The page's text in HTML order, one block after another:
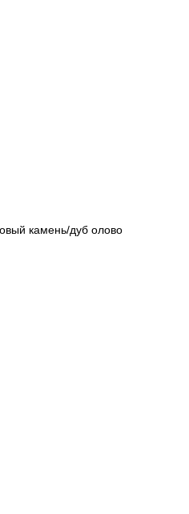
камень/дуб олово